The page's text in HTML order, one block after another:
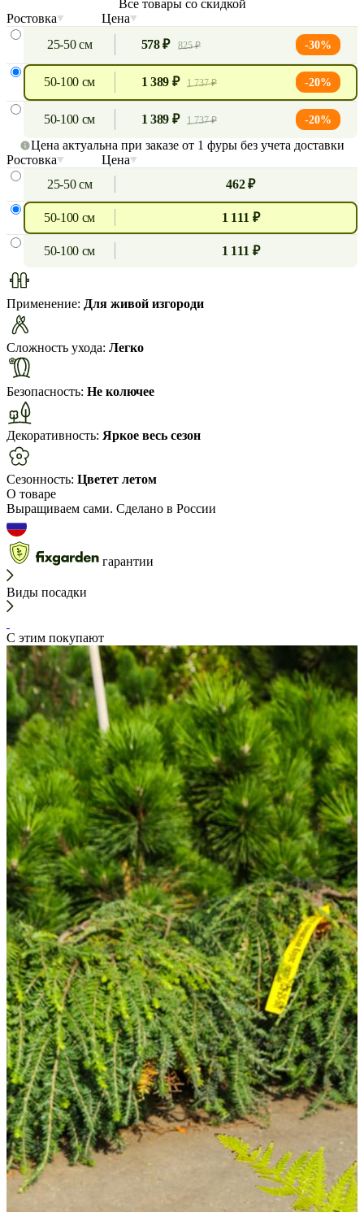
Все товары со скидкой
Ростовка
Цена
25-50 см
578 ₽ 825 ₽ -30%
50-100 см 1 389 ₽ 1 737 ₽ -20%
50-100 см 1 389 ₽ 1 737 ₽ -20%
Цена актуальна при заказе от 1 фуры без учета доставки
Ростовка
Цена
25-50 см
462 ₽
50-100 см 1 111 ₽
50-100 см 1 111 ₽
Применение: Для живой изгороди
Сложность ухода: Легко
Безопасность: Не колючее
Декоративность: Яркое весь сезон
Сезонность: Цветет летом
О товаре
Выращиваем сами. Сделано в России
гарантии
Виды посадки
С этим покупают